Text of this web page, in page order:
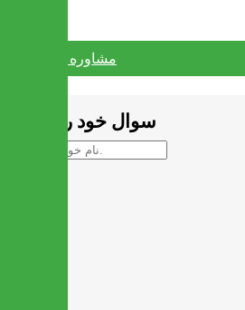
مشاوره واتس آپ
سوال خود را بپرسید